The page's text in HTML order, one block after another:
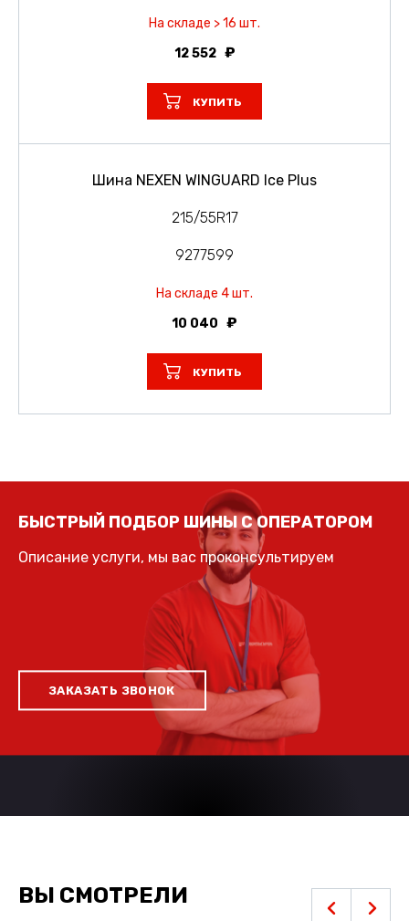
На складе > 16 шт.
12 552
КУПИТЬ
Шина NEXEN WINGUARD Ice Plus
215/55R17
9277599
На складе 4 шт.
10 040
КУПИТЬ
БЫСТРЫЙ ПОДБОР ШИНЫ С ОПЕРАТОРОМ
Описание услуги, мы вас проконсультируем
ЗАКАЗАТЬ ЗВОНОК
ВЫ СМОТРЕЛИ